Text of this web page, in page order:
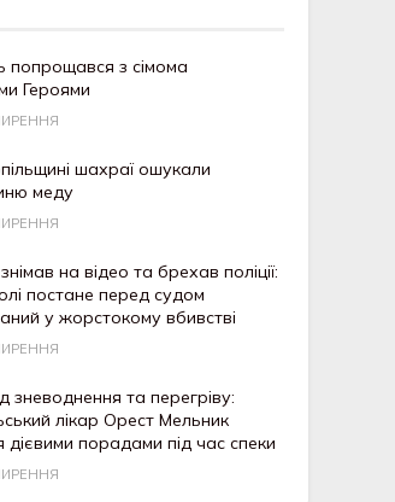
попрощався з сімома
Героями
шахраї ошукали
меду
на відео та брехав поліції:
постане перед судом
у жорстокому вбивстві
зневоднення та перегріву:
лікар Орест Мельник
дієвими порадами під час спеки